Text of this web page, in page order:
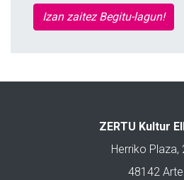
Izan zaitez Begitu-lagun!
ZERTU Kultur
Herriko Plaza,
48142